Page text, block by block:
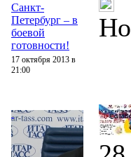
Санкт-
Петербург – в
боевой
готовности!
17 октября 2013 в
21:00